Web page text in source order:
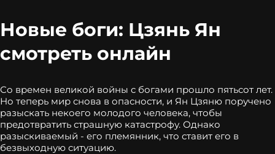
Новые боги: Цзянь Ян
смотреть онлайн
Со времен великой войны с богами прошло пятьсот лет.
Но теперь мир снова в опасности, и Ян Цзяню поручено
разыскать некоего молодого человека, чтобы
предотвратить страшную катастрофу. Однако
разыскиваемый - его племянник, что ставит его в
безвыходную ситуацию.